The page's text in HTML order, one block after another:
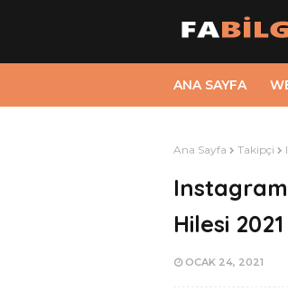
ANA SAYFA
Ana Sayfa Takipçi
Hilesi 2021
OCAK 24, 2021